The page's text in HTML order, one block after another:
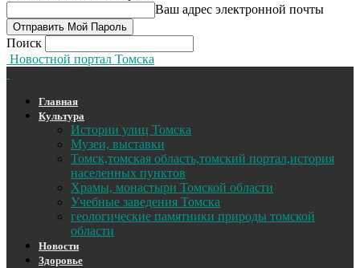
Ваш адрес электронной почты
Поиск
Новостной портал Томска
Главная
Культура
Истории улиц Томска
Музеи, выставки
Томск,томская область,томский портал,история
населенных пунктов
Храмы, монастыри Томской области
Учебные заведения Томска
геологические памятники природы томской
области
Новости
Здоровье